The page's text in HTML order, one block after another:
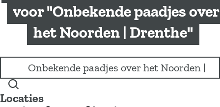
voor "Onbekende paadjes over
het Noorden | Drenthe"
I
b
e
n
Z
o
Locaties